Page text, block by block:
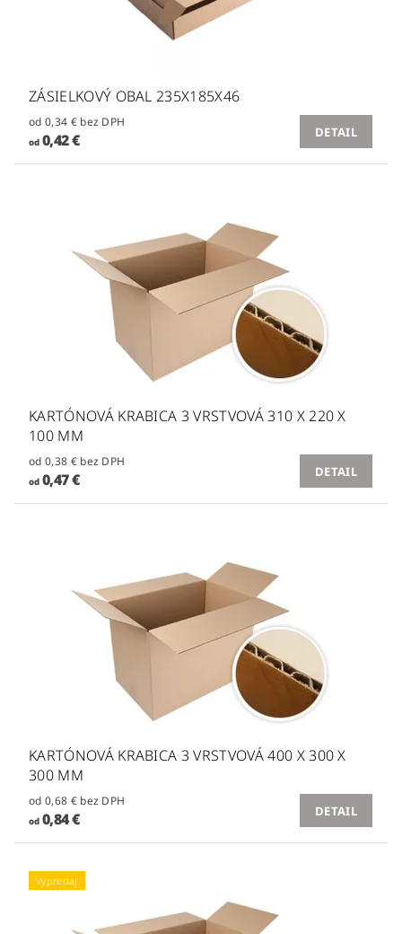
ZÁSIELKOVÝ OBAL 235X185X46
od 0,34 € bez DPH
od0,42 € DETAIL
KARTÓNOVÁ KRABICA 3 VRSTVOVÁ 310 X 220 X
100 MM
od 0,38 € bez DPH
od0,47 € DETAIL
KARTÓNOVÁ KRABICA 3 VRSTVOVÁ 400 X 300 X
300 MM
od 0,68 € bez DPH
od0,84 € DETAIL
Výpredaj